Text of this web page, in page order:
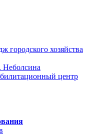
городского хозяйства
центр